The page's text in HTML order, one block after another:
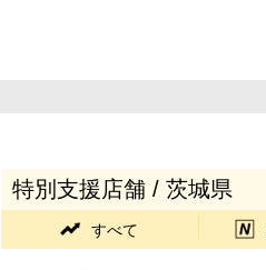
特別支援店舗 / 茨城県
すべて